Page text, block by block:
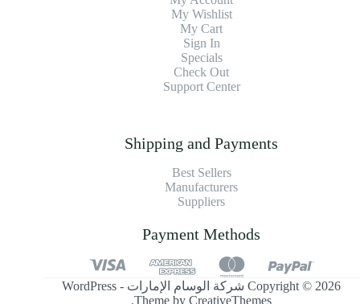
My Wishlist
My Cart
Sign In
Specials
Check Out
Support Center
Shipping and Payments
Best Sellers
Manufacturers
Suppliers
Payment Methods
Copyright © 2026 شركة الوسام الإمارات - WordPress
Theme byCreativeThemes
.